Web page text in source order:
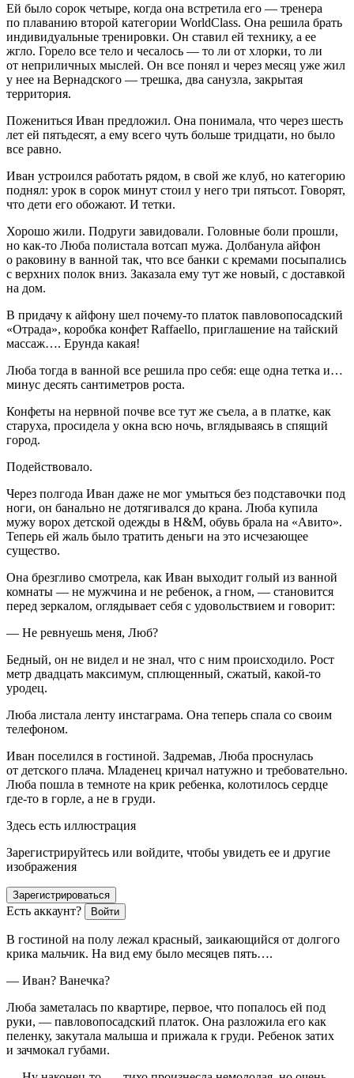
Ей было сорок четыре, когда она встретила его — тренера
по плаванию второй категории WorldClass. Она решила брать
индивидуальные тренировки. Он ставил ей технику, а ее
жгло. Горело все тело и чесалось — то ли от хлорки, то ли
от неприличных мыслей. Он все понял и через месяц уже жил
у нее на Вернадского — трешка, два санузла, закрытая
территория.
Пожениться Иван предложил. Она понимала, что через шесть
лет ей пятьдесят, а ему всего чуть больше тридцати, но было
все равно.
Иван устроился работать рядом, в свой же клуб, но категорию
поднял: урок в сорок минут стоил у него три пятьсот. Говорят,
что дети его обожают. И тетки.
Хорошо жили. Подруги завидовали. Головные боли прошли,
но как-то Люба полистала вотсап мужа. Долбанула айфон
о раковину в ванной так, что все банки с кремами посыпались
с верхних полок вниз. Заказала ему тут же новый, с доставкой
на дом.
В придачу к айфону шел почему-то платок павловопосадский
«Отрада», коробка конфет Raffaello, приглашение на тайский
массаж…. Ерунда какая!
Люба тогда в ванной все решила про себя: еще одна тетка и…
минус десять сантиметров роста.
Конфеты на нервной почве все тут же съела, а в платке, как
старуха, просидела у окна всю ночь, вглядываясь в спящий
город.
Подействовало.
Через полгода Иван даже не мог умыться без подставочки под
ноги, он банально не дотягивался до крана. Люба купила
мужу ворох детской одежды в H&M, обувь брала на «Авито».
Теперь ей жаль было тратить деньги на это исчезающее
существо.
Она брезгливо смотрела, как Иван выходит голый из ванной
комнаты — не мужчина и не ребенок, а гном, — становится
перед зеркалом, оглядывает себя с удовольствием и говорит:
— Не ревнуешь меня, Люб?
Бедный, он не видел и не знал, что с ним происходило. Рост
метр двадцать максимум, сплющенный, сжатый, какой-то
уродец.
Люба листала ленту инстаграма. Она теперь спала со своим
телефоном.
Иван поселился в гостиной. Задремав, Люба проснулась
от детского плача. Младенец кричал натужно и требовательно.
Люба пошла в темноте на крик ребенка, колотилось сердце
где-то в горле, а не в груди.
Здесь есть иллюстрация
Зарегистрируйтесь или войдите, чтобы увидеть ее и другие
изображения
Зарегистрироваться
Есть аккаунт? Войти
В гостиной на полу лежал красный, заикающийся от долгого
крика мальчик. На вид ему было месяцев пять….
— Иван? Ванечка?
Люба заметалась по квартире, первое, что попалось ей под
руки, — павловопосадский платок. Она разложила его как
пеленку, закутала малыша и прижала к груди. Ребенок затих
и зачмокал губами.